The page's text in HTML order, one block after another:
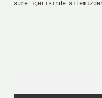
süre içerisinde